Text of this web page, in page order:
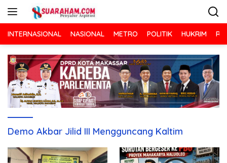
INTERNASIONAL NASIONAL METRO POLITIK HUKRIM
Demo Akbar Jilid III Mengguncang Kaltim